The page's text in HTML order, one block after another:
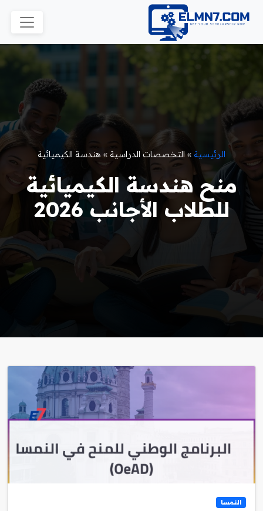
الرئيسية »التخصصات الدراسية » هندسة الكيميائية
منح هندسة الكيميائية
للطلاب الأجانب 2026
النمسا